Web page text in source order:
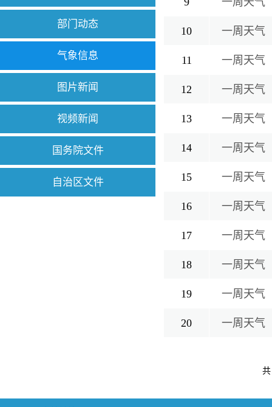
部门动态
气象信息
图片新闻
视频新闻
国务院文件
自治区文件
10 一周天气
11 一周天气
12 一周天气
13 一周天气
14 一周天气
15 一周天气
16 一周天气
17 一周天气
18 一周天气
19 一周天气
20 一周天气
共